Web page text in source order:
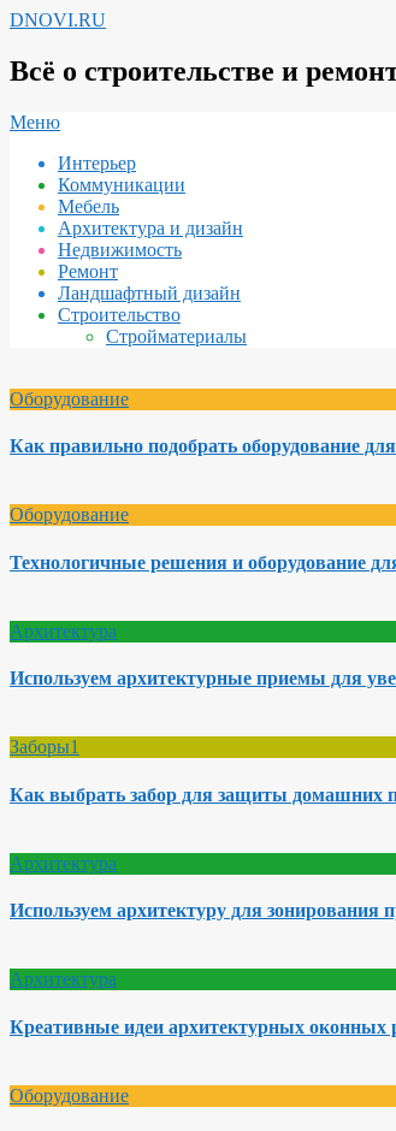
Перейти
содержимому
DNOVI.RU
Всё о строительстве и
Вторичное
навигации
Меню
Интерьер
Коммуникации
Мебель
Архитектура и дизайн
Недвижимость
Ремонт
Ландшафтный дизайн
Строительство
Стройматериалы
Оборудование
Как правильно подобрать оборудование
Оборудование
Технологичные решения и оборудование
Архитектура
Используем архитектурные приемы для
Заборы1
Как выбрать забор для защиты домашних
Архитектура
Используем архитектуру для зонирования
Архитектура
Креативные идеи архитектурных оконных
Оборудование